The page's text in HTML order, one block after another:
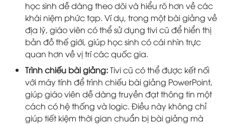
học sinh dễ dàng theo dõi và hiểu rõ hơn về các
khái niệm phức tạp. Ví dụ, trong một bài giảng về
địa lý, giáo viên có thể sử dụng tivi cũ để hiển thị
bản đồ thế giới, giúp học sinh có cái nhìn trực
quan hơn về vị trí các quốc gia.
Trình chiếu bài giảng:Tivi cũ có thể được kết nối
với máy tính để trình chiếu bài giảng PowerPoint,
giúp giáo viên dễ dàng truyền đạt thông tin một
cách có hệ thống và logic. Điều này không chỉ
giúp tiết kiệm thời gian chuẩn bị bài giảng mà